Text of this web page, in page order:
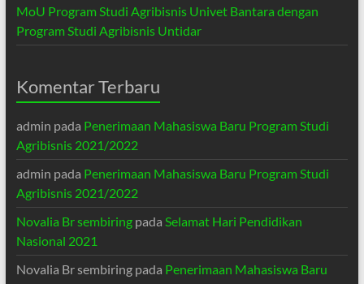
MoU Program Studi Agribisnis Univet Bantara dengan
Program Studi Agribisnis Untidar
Komentar Terbaru
admin pada Penerimaan Mahasiswa Baru Program Studi
Agribisnis 2021/2022
admin pada Penerimaan Mahasiswa Baru Program Studi
Agribisnis 2021/2022
Novalia Br sembiringpada Selamat Hari Pendidikan
Nasional 2021
Novalia Br sembiringpada Penerimaan Mahasiswa Baru